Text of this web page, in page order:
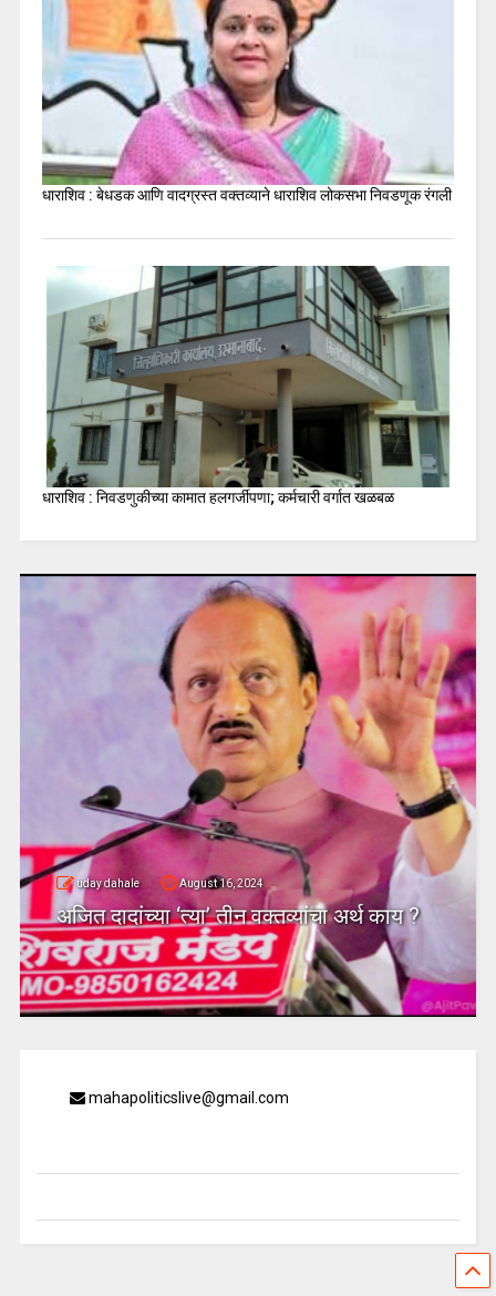
धाराशिव : बेधडक आणि वादग्रस्त वक्तव्याने धाराशिव लोकसभा निवडणूक रंगली
धाराशिव : निवडणुकीच्या कामात हलगर्जीपणा; कर्मचारी वर्गात खळबळ
uday dahale August 16, 2024
अजित दादांच्या ‘त्या’ तीन वक्तव्यांचा अर्थ काय ?
mahapoliticslive@gmail.com